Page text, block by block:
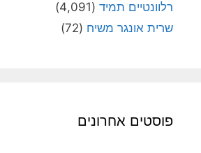
רלוונטיים תמיד (4,091)
שרית אונגר משיח (72)
פוסטים אחרונים